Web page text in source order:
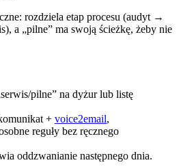
rozdziela etap procesu (audyt →
a „pilne” ma swoją ścieżkę, żeby nie
pilne” na dyżur lub listę
+ voice2email,
reguły bez ręcznego
oddzwanianie następnego dnia.